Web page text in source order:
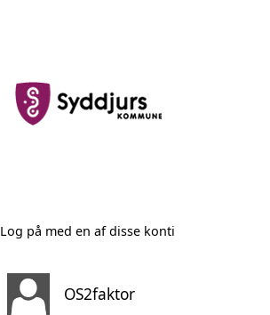
Log på med en af disse konti
OS2faktor